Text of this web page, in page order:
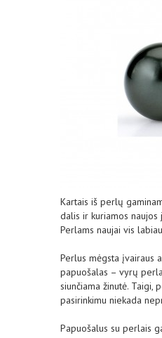
Kartais iš perlų
dalis ir kuriamos
Perlams naujai vis
Perlus mėgsta įvairaus
papuošalas – vyrų
siunčiama žinutė. Taigi,
pasirinkimu niekada
Papuošalus su perlais